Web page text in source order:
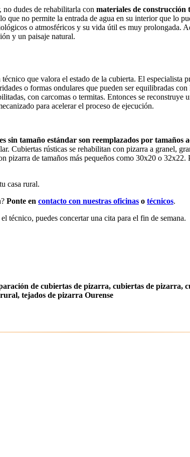
no dudes de rehabilitarla con materiales de
que no permite la entrada de agua en su interior que lo
o atmosféricos y su vida útil es muy
y un paisaje natural.
que valora el estado de la cubierta. El especialista
o formas ondulares que pueden ser equilibradas
con carcomas o termitas. Entonces se
para acelerar el proceso de ejecución.
sin tamaño estándar son reemplazados por tamaños
Cubiertas rústicas se rehabilitan con pizarra a granel,
pizarra de tamaños más pequeños como 30x20 o
casa rural.
Ponte en contacto con nuestras oficinas o técnicos.
técnico, puedes concertar una cita para el fin de semana.
de cubiertas de pizarra, cubiertas de
tejados de pizarra Ourense